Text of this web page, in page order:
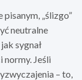
pisanym, „ślizgo”
neutralne
sygnał
normy. Jeśli
– to,